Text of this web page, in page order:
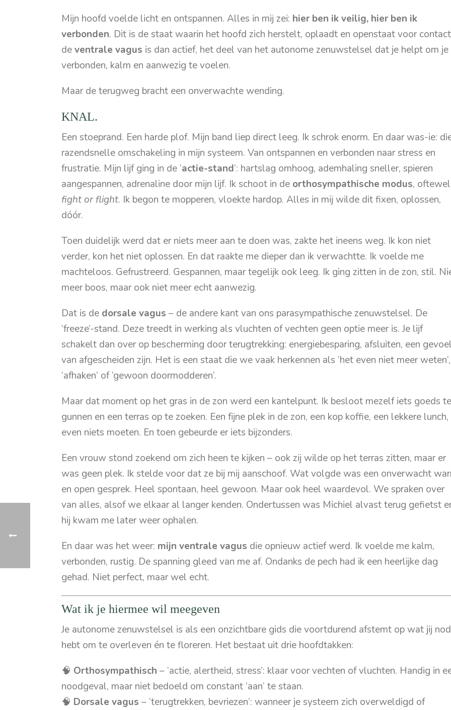
Mijn hoofd voelde licht en ontspannen. Alles in mij zei: hier ben ik veilig, hier ben ik
verbonden. Dit is de staat waarin het hoofd zich herstelt, oplaadt en openstaat voor
deventrale vagus is dan actief, het deel van het autonome zenuwstelsel dat je helpt om je
verbonden, kalm en aanwezig te voelen.
Maar de terugweg bracht een onverwachte wending.
KNAL.
Een stoeprand. Een harde plof. Mijn band liep direct leeg. Ik schrok enorm. En daar was-ie:
razendsnelle omschakeling in mijn systeem. Van ontspannen en verbonden naar stress en
frustratie. Mijn lijf ging in de ‘actie-stand’: hartslag omhoog, ademhaling sneller, spieren
aangespannen, adrenaline door mijn lijf. Ik schoot in de orthosympathische modus,
fight or flight. Ik begon te mopperen, vloekte hardop. Alles in mij wilde dit fixen, oplossen,
dóór.
Toen duidelijk werd dat er niets meer aan te doen was, zakte het ineens weg. Ik kon niet
verder, kon het niet oplossen. En dat raakte me dieper dan ik verwachtte. Ik voelde me
machteloos. Gefrustreerd. Gespannen, maar tegelijk ook leeg. Ik ging zitten in de zon, stil.
meer boos, maar ook niet meer echt aanwezig.
Dat is de dorsale vagus – de andere kant van ons parasympathische zenuwstelsel. De
‘freeze’-stand. Deze treedt in werking als vluchten of vechten geen optie meer is. Je lijf
schakelt dan over op bescherming door terugtrekking: energiebesparing, afsluiten, een gevoel
van afgescheiden zijn. Het is een staat die we vaak herkennen als ‘het even niet meer weten’,
‘afhaken’ of ‘gewoon doormodderen’.
Maar dat moment op het gras in de zon werd een kantelpunt. Ik besloot mezelf iets goeds te
gunnen en een terras op te zoeken. Een fijne plek in de zon, een kop koffie, een lekkere lunch,
even niets moeten. En toen gebeurde er iets bijzonders.
Een vrouw stond zoekend om zich heen te kijken – ook zij wilde op het terras zitten, maar er
was geen plek. Ik stelde voor dat ze bij mij aanschoof. Wat volgde was een onverwacht
en open gesprek. Heel spontaan, heel gewoon. Maar ook heel waardevol. We spraken over
van alles, alsof we elkaar al langer kenden. Ondertussen was Michiel alvast terug gefietst
hij kwam me later weer ophalen.
En daar was het weer: mijn ventrale vagus die opnieuw actief werd. Ik voelde me kalm,
verbonden, rustig. De spanning gleed van me af. Ondanks de pech had ik een heerlijke dag
gehad. Niet perfect, maar wel echt.
Wat ik je hiermee wil meegeven
Je autonome zenuwstelsel is als een onzichtbare gids die voortdurend afstemt op wat jij
hebt om te overleven én te floreren. Het bestaat uit drie hoofdtakken:
🧠 Orthosympathisch – ‘actie, alertheid, stress’: klaar voor vechten of vluchten. Handig in
noodgeval, maar niet bedoeld om constant ‘aan’ te staan.
🧠 Dorsale vagus – ‘terugtrekken, bevriezen’: wanneer je systeem zich overweldigd of